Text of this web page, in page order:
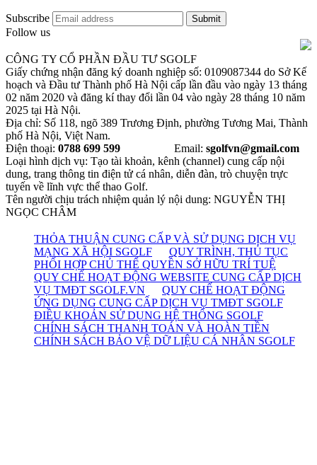
Subscribe
Follow us
CÔNG TY CỔ PHẦN ĐẦU TƯ SGOLF
Giấy chứng nhận đăng ký doanh nghiệp số: 0109087344 do Sở Kế
hoạch và Đầu tư Thành phố Hà Nội cấp lần đầu vào ngày 13 tháng
02 năm 2020 và đăng kí thay đổi lần 04 vào ngày 28 tháng 10 năm
2025 tại Hà Nội.
Địa chỉ: Số 118, ngõ 389 Trương Định, phường Tương Mai, Thành
phố Hà Nội, Việt Nam.
Điện thoại: 0788 699 599 Email: sgolfvn@gmail.com
Loại hình dịch vụ: Tạo tài khoản, kênh (channel) cung cấp nội
dung, trang thông tin điện tử cá nhân, diễn đàn, trò chuyện trực
tuyến về lĩnh vực thể thao Golf.
Tên người chịu trách nhiệm quản lý nội dung: NGUYỄN THỊ
NGỌC CHÂM
THỎA THUẬN CUNG CẤP VÀ SỬ DỤNG DỊCH VỤ
MẠNG XÃ HỘI SGOLF
QUY TRÌNH, THỦ TỤC
PHỐI HỢP CHỦ THỂ QUYỀN SỞ HỮU TRÍ TUỆ
QUY CHẾ HOẠT ĐỘNG WEBSITE CUNG CẤP DỊCH
VỤ TMĐT SGOLF.VN
QUY CHẾ HOẠT ĐỘNG
ỨNG DỤNG CUNG CẤP DỊCH VỤ TMĐT SGOLF
ĐIỀU KHOẢN SỬ DỤNG HỆ THỐNG SGOLF
CHÍNH SÁCH THANH TOÁN VÀ HOÀN TIỀN
CHÍNH SÁCH BẢO VỆ DỮ LIỆU CÁ NHÂN SGOLF